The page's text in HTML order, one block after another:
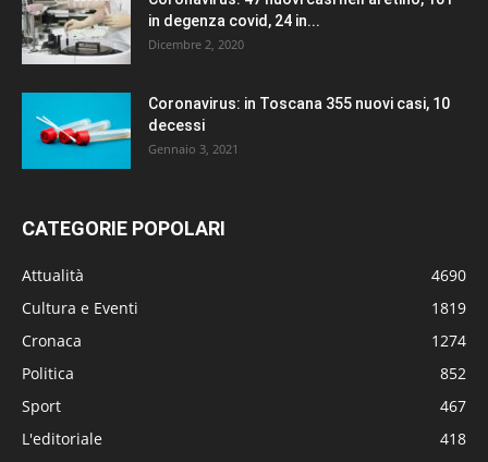
in degenza covid, 24 in...
Dicembre 2, 2020
Coronavirus: in Toscana 355 nuovi casi, 10
decessi
Gennaio 3, 2021
CATEGORIE POPOLARI
Attualità
4690
Cultura e Eventi
1819
Cronaca
1274
Politica
852
Sport
467
L'editoriale
418